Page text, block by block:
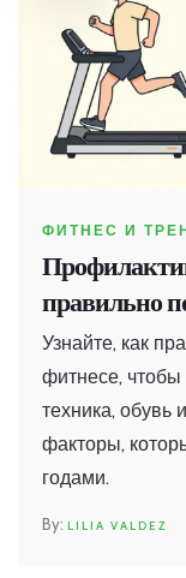
ФИТНЕС И
правильно
Узнайте, как
фитнесе, чтобы
техника, обувь
факторы,
годами.
LILIA VALDEZ